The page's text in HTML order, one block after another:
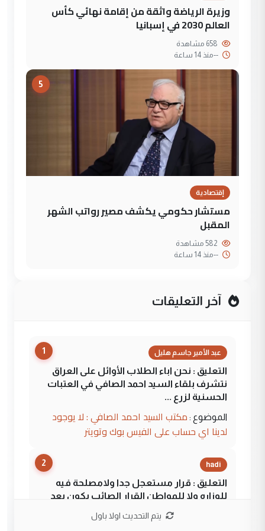
وزيرة الرياضة واثقة من إقامة نهائي كأس
العالم 2030 في إسبانيا
--منذ 14 ساعة
5
إقتصادية
مستشار حكومي يكشف مصير رواتب الشهر
المقبل
--منذ 14 ساعة
آخر التعليقات
1 عبد الأمير جاسم هليل
التعليق : نحن اباء الطلاب الأوائل على العراق
نتشرف بلقاء السيد احمد الصافي في العتبات
الحسنية لزرع ...
الموضوع : مكتب السيد احمد الصافي : لا يوجود
لدينا اي حساب على الفيس بوك وتويتر
2 hadi
التعليق : قرار مستعجل جدا ولامصلحة فيه
للوزاره ولا للمواطن القرار الصائب يكون بعد
الاستماع للمدير ومغرفة ...
يتم التحديث اولا باول